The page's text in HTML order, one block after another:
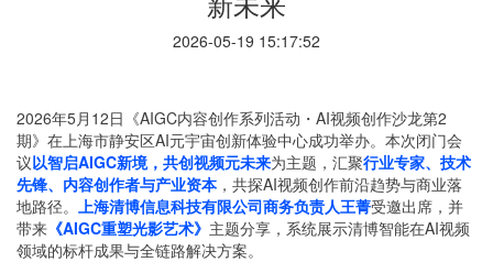
2026-05-19 15:17:52
2026年5月12日 《AIGC内容创作系列活动・AI视频创作沙龙第2
期》在上海市静安区AI元宇宙创新体验中心成功举办。本次闭门会
议以智启AIGC新境，共创视频元未来为主题，汇聚行业专家、技术
先锋、内容创作者与产业资本，共探AI视频创作前沿趋势与商业落
地路径。 上海清博信息科技有限公司商务负责人王菁受邀出席，并
带来 《AIGC重塑光影艺术》 主题分享，系统展示清博智能在AI视频
领域的标杆成果与全链路解决方案。